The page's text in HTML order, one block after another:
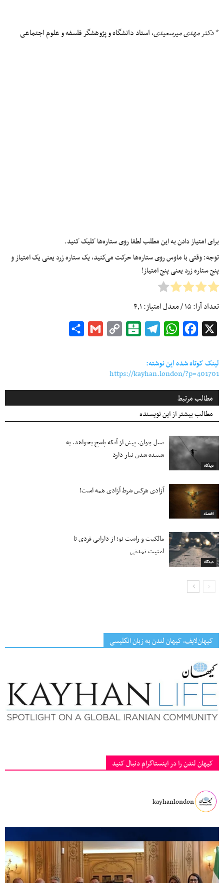
*دکتر مهدی میرسعیدی، استاد دانشگاه و پژوهشگر فلسفه و علوم اجتماعی
برای امتیاز دادن به این مطلب لطفا روی ستاره‌ها کلیک کنید.
توجه: وقتی با ماوس روی ستاره‌ها حرکت می‌کنید، یک ستاره زرد یعنی یک امتیاز و
پنج ستاره زرد یعنی پنج امتیاز!
تعداد آرا:۱۵/ معدل امتیاز:۴٫۱
Facebook
WhatsApp
Telegram
Balatarin
Copy
Gmail
لینک کوتاه شده این نوشته:
https://kayhan.london/?p=401701
مطالب مرتبط
مطالب بیشتر از این نویسنده
دیدگاه
نسل جوان، پیش از آنکه پاسخ بخواهد، به
شنیده شدن نیاز دارد
اقتصاد
آزادی هرکس شرط آزادی همه است!
دیدگاه
مالکیت و راست نو؛ از دارایی فردی تا
امنیت تمدنی
کیهان‌لایف، کیهان لندن به زبان انگلیسی
کیهان لندن را در اینستاگرام دنبال کنید
kayhanlondon